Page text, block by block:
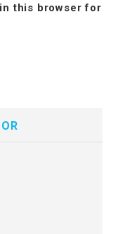
this browser for